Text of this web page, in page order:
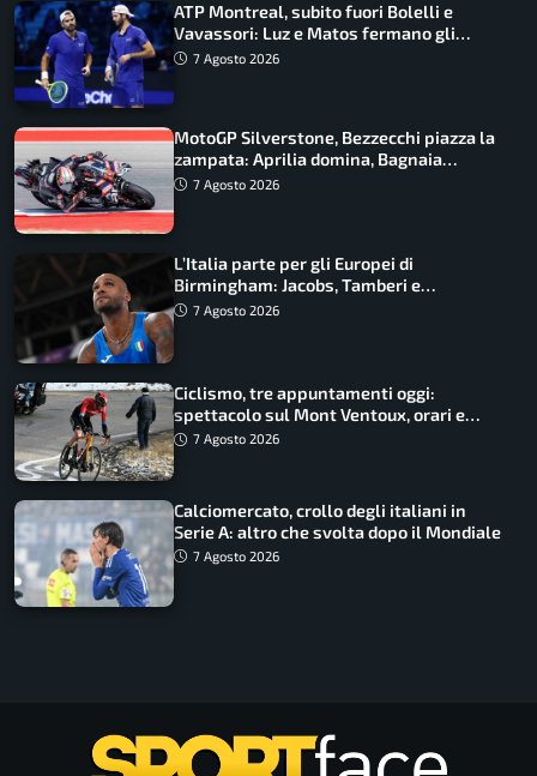
ATP Montreal, subito fuori Bolelli e
Vavassori: Luz e Matos fermano gli
azzurri
7 Agosto 2026
MotoGP Silverstone, Bezzecchi piazza la
zampata: Aprilia domina, Bagnaia
costretto al Q1
7 Agosto 2026
L’Italia parte per gli Europei di
Birmingham: Jacobs, Tamberi e
Battocletti guidano una spedizione
7 Agosto 2026
Ciclismo, tre appuntamenti oggi:
spettacolo sul Mont Ventoux, orari e
come vederli
7 Agosto 2026
Calciomercato, crollo degli italiani in
Serie A: altro che svolta dopo il Mondiale
7 Agosto 2026